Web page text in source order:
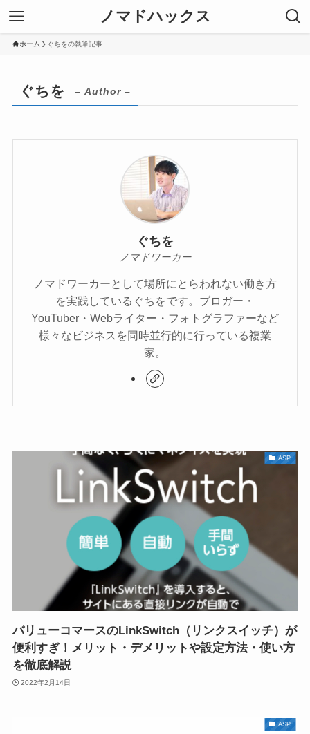
ノマドハックス
ホーム ぐちをの執筆記事
ぐちを – Author –
ぐちを
ノマドワーカー
ノマドワーカーとして場所にとらわれない働き方
を実践しているぐちをです。ブロガー・
YouTuber・Webライター・フォトグラファーなど
様々なビジネスを同時並行的に行っている複業
家。
ASP
バリューコマースのLinkSwitch（リンクスイッチ）が
便利すぎ！メリット・デメリットや設定方法・使い方
を徹底解説
2022年2月14日
ASP